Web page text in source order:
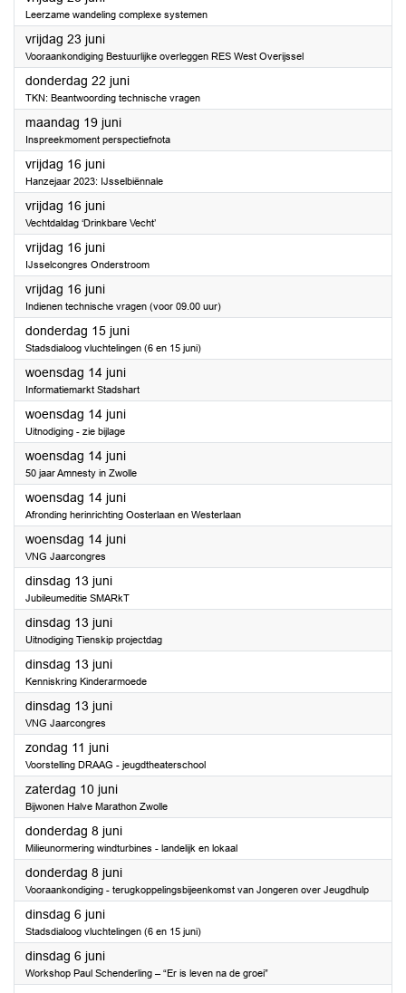
Leerzame wandeling complexe systemen
vrijdag 23 juni2023
Vooraankondiging Bestuurlijke overleggen RES West Overijssel
donderdag 22 juni2023
TKN: Beantwoording technische vragen
maandag 19 juni2023
Inspreekmoment perspectiefnota
vrijdag 16 juni2023
Hanzejaar 2023: IJsselbiënnale
vrijdag 16 juni2023
Vechtdaldag ‘Drinkbare Vecht’
vrijdag 16 juni2023
IJsselcongres Onderstroom
vrijdag 16 juni2023
Indienen technische vragen (voor 09.00 uur)
donderdag 15 juni2023
Stadsdialoog vluchtelingen (6 en 15 juni)
woensdag 14 juni2023
Informatiemarkt Stadshart
woensdag 14 juni2023
Uitnodiging - zie bijlage
woensdag 14 juni2023
50 jaar Amnesty in Zwolle
woensdag 14 juni2023
Afronding herinrichting Oosterlaan en Westerlaan
woensdag 14 juni2023
VNG Jaarcongres
dinsdag 13 juni2023
Jubileumeditie SMARkT
dinsdag 13 juni2023
Uitnodiging Tienskip projectdag
dinsdag 13 juni2023
Kenniskring Kinderarmoede
dinsdag 13 juni2023
VNG Jaarcongres
zondag 11 juni2023
Voorstelling DRAAG - jeugdtheaterschool
zaterdag 10 juni2023
Bijwonen Halve Marathon Zwolle
donderdag 8 juni2023
Milieunormering windturbines - landelijk en lokaal
donderdag 8 juni2023
Vooraankondiging - terugkoppelingsbijeenkomst van Jongeren over Jeugdhulp
dinsdag 6 juni2023
Stadsdialoog vluchtelingen (6 en 15 juni)
dinsdag 6 juni2023
Workshop Paul Schenderling – “Er is leven na de groei”